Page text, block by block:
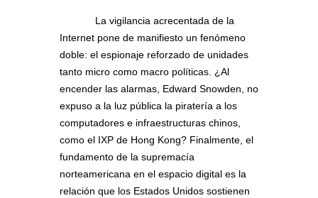
La vigilancia acrecentada de la
Internet pone de manifiesto un fenómeno
doble: el espionaje reforzado de unidades
tanto micro como macro políticas. ¿Al
encender las alarmas, Edward Snowden, no
expuso a la luz pública la piratería a los
computadores e infraestructuras chinos,
como el IXP de Hong Kong? Finalmente, el
fundamento de la supremacía
norteamericana en el espacio digital es la
relación que los Estados Unidos sostienen